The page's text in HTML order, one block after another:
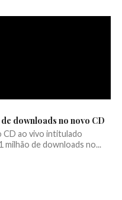
downloads no novo CD
CD ao vivo intitulado
milhão de downloads no...